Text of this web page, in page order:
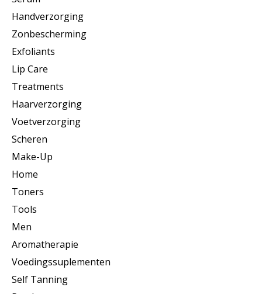
Handverzorging
Zonbescherming
Exfoliants
Lip Care
Treatments
Haarverzorging
Voetverzorging
Scheren
Make-Up
Home
Toners
Tools
Men
Aromatherapie
Voedingssuplementen
Self Tanning